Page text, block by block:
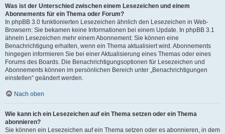
Was ist der Unterschied zwischen einem Lesezeichen und einem
Abonnements für ein Thema oder Forum?
In phpBB 3.0 funktionierten Lesezeichen ähnlich den Lesezeichen in Web-
Browsern: Sie bekamen keine Informationen bei einem Update. In phpBB 3.1
ähneln Lesezeichen mehr einem Abonnement: Sie können eine
Benachrichtigung erhalten, wenn ein Thema aktualisiert wird. Abonnements
hingegen informieren Sie bei einer Aktualisierung eines Themas oder eines
Forums des Boards. Die Benachrichtigungsoptionen für Lesezeichen und
Abonnements können im persönlichen Bereich unter „Benachrichtigungen
einstellen“ geändert werden.
Nach oben
Wie kann ich ein Lesezeichen auf ein Thema setzen oder ein Thema
abonnieren?
Sie können ein Lesezeichen auf ein Thema setzen oder es abonnieren, in dem